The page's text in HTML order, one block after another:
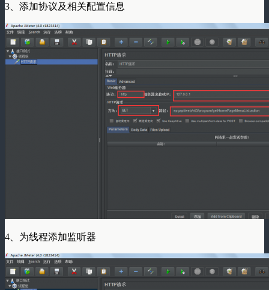
3、添加协议及相关配置信息
4、为线程添加监听器